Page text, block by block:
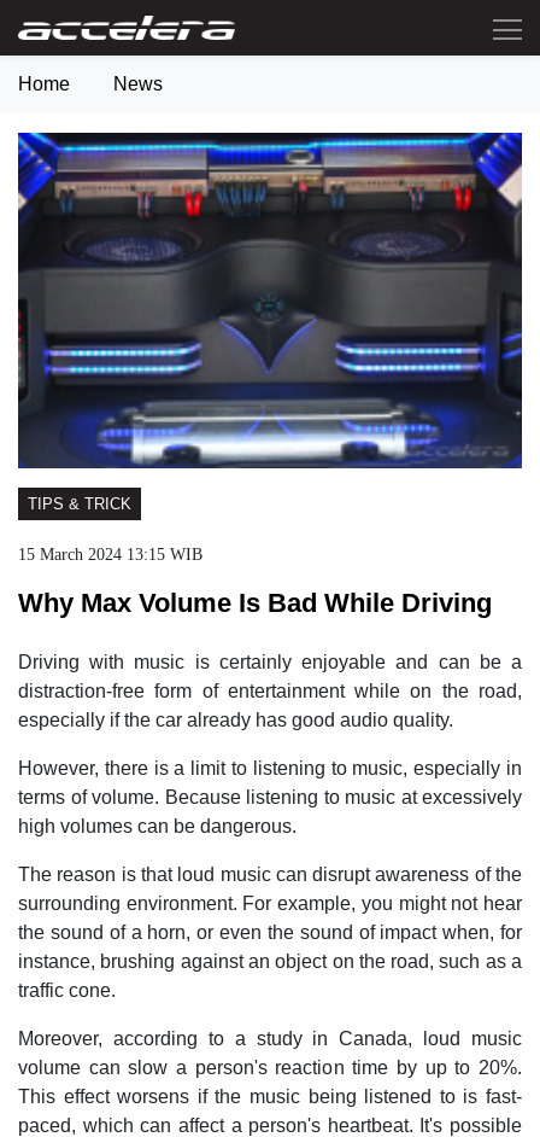
Home News
TIPS & TRICK
15 March 2024 13:15 WIB
Why Max Volume Is Bad While Driving
Driving with music is certainly enjoyable and can be a
distraction-free form of entertainment while on the road,
especially if the car already has good audio quality.
However, there is a limit to listening to music, especially in
terms of volume. Because listening to music at excessively
high volumes can be dangerous.
The reason is that loud music can disrupt awareness of the
surrounding environment. For example, you might not hear
the sound of a horn, or even the sound of impact when, for
instance, brushing against an object on the road, such as a
traffic cone.
Moreover, according to a study in Canada, loud music
volume can slow a person's reaction time by up to 20%.
This effect worsens if the music being listened to is fast-
paced, which can affect a person's heartbeat. It's possible